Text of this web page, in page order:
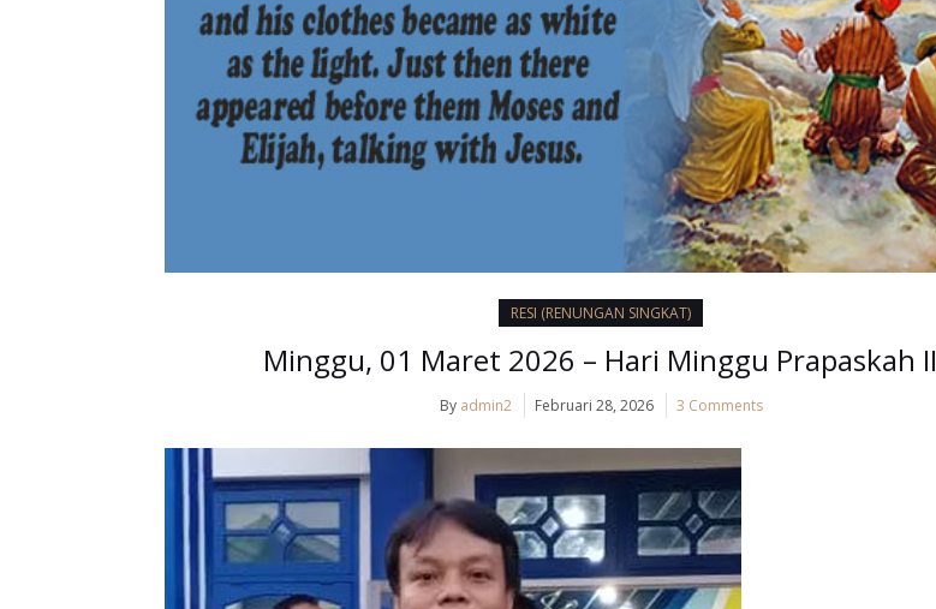
RESI (RENUNGAN SINGKAT)
Minggu, 01 Maret 2026 – Hari Minggu Prapaskah II
By admin2 Februari 28, 2026 3 Comments